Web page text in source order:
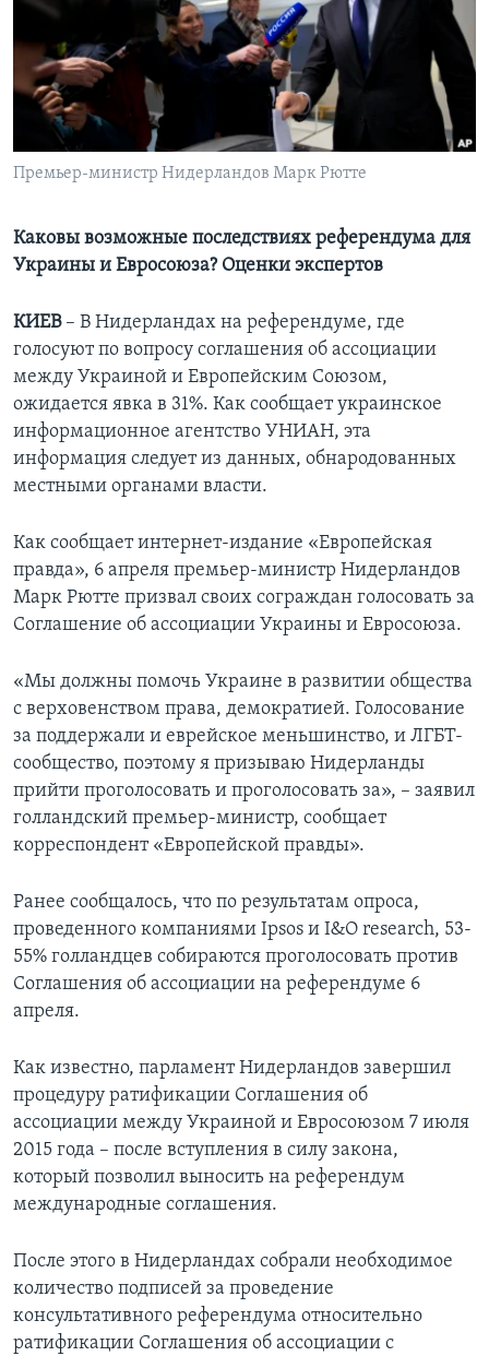
Learning English
СОЦИАЛЬНЫЕ СЕТИ
Премьер-министр Нидерландов Марк Рютте
Каковы возможные последствиях референдума для
Украины и Евросоюза? Оценки экспертов
КИЕВ– В Нидерландах на референдуме, где
голосуют по вопросу соглашения об ассоциации
между Украиной и Европейским Союзом,
ожидается явка в 31%. Как сообщает украинское
информационное агентство УНИАН, эта
информация следует из данных, обнародованных
местными органами власти.
Как сообщает интернет-издание «Европейская
правда», 6 апреля премьер-министр Нидерландов
Марк Рютте призвал своих сограждан голосовать за
Соглашение об ассоциации Украины и Евросоюза.
«Мы должны помочь Украине в развитии общества
с верховенством права, демократией. Голосование
за поддержали и еврейское меньшинство, и ЛГБТ-
сообщество, поэтому я призываю Нидерланды
прийти проголосовать и проголосовать за», – заявил
голландский премьер-министр, сообщает
корреспондент «Европейской правды».
Ранее сообщалось, что по результатам опроса,
проведенного компаниями Ipsos и I&O research, 53-
55% голландцев собираются проголосовать против
Соглашения об ассоциации на референдуме 6
апреля.
Как известно, парламент Нидерландов завершил
процедуру ратификации Соглашения об
ассоциации между Украиной и Евросоюзом 7 июля
2015 года – после вступления в силу закона,
который позволил выносить на референдум
международные соглашения.
После этого в Нидерландах собрали необходимое
количество подписей за проведение
консультативного референдума относительно
ратификации Соглашения об ассоциации с